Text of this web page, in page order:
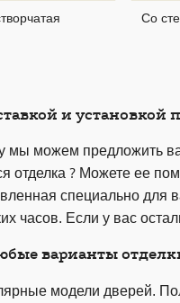
Со
и установкой
мы можем предложить
отделка ? Можете ее
специально
часов. Если у вас
варианты
модели дверей.